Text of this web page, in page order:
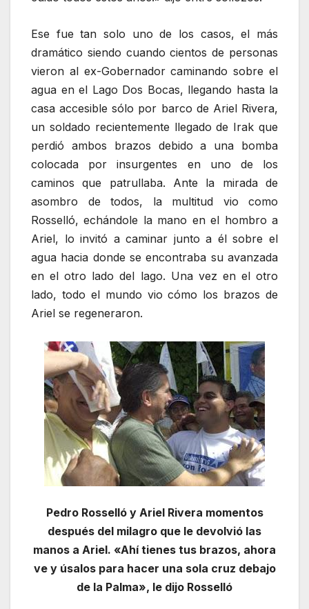
Ese fue tan solo uno de los casos, el más
dramático siendo cuando cientos de personas
vieron al ex-Gobernador caminando sobre el
agua en el Lago Dos Bocas, llegando hasta la
casa accesible sólo por barco de Ariel Rivera,
un soldado recientemente llegado de Irak que
perdió ambos brazos debido a una bomba
colocada por insurgentes en uno de los
caminos que patrullaba. Ante la mirada de
asombro de todos, la multitud vio como
Rosselló, echándole la mano en el hombro a
Ariel, lo invitó a caminar junto a él sobre el
agua hacia donde se encontraba su avanzada
en el otro lado del lago. Una vez en el otro
lado, todo el mundo vio cómo los brazos de
Ariel se regeneraron.
Pedro Rosselló y Ariel Rivera momentos
después del milagro que le devolvió las
manos a Ariel. «Ahí tienes tus brazos, ahora
ve y úsalos para hacer una sola cruz debajo
de la Palma», le dijo Rosselló